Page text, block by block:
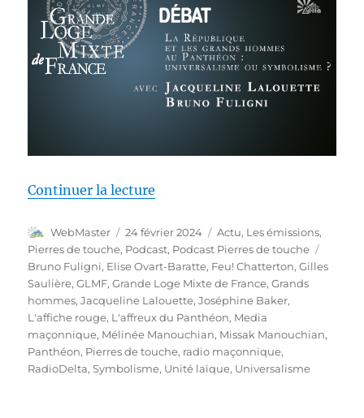
Continuer la lecture
Auteur
WebMaster
Publié
le
24 février 2024 Catégories
Actu, Les émissions,
Pierres de touche, Podcast, Podcast Pierres de touche
Bruno Fuligni, Elise Ovart-Baratte, Feu! Chatterton,Gilles
Saulière,GLMF,Grande Loge Mixte de France,Grands
hommes,Jacqueline Lalouette,Joséphine Baker,
L'affiche rouge, L'affreux du Panthéon, Media
maçonnique, Mélinée Manouchian, Missak Manouchian,
Panthéon, Pierres de touche, radio maçonnique,
RadioDelta,Symbolisme, Unité laïque, Universalisme